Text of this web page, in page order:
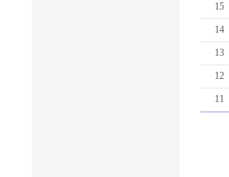
15
14
13
12
11